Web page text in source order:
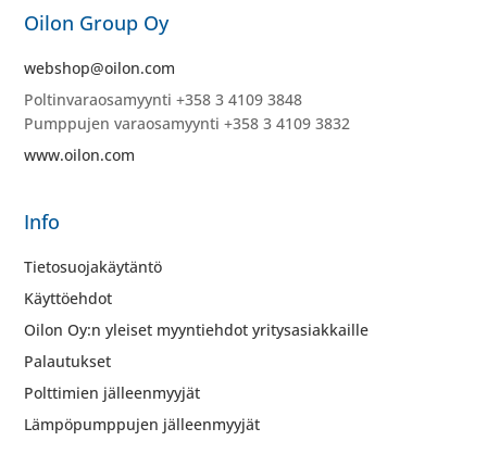
Oilon Group Oy
webshop@oilon.com
Poltinvaraosamyynti +358 3 4109 3848
Pumppujen varaosamyynti +358 3 4109 3832
www.oilon.com
Info
Tietosuojakäytäntö
Käyttöehdot
Oilon Oy:n yleiset myyntiehdot yritysasiakkaille
Palautukset
Polttimien jälleenmyyjät
Lämpöpumppujen jälleenmyyjät